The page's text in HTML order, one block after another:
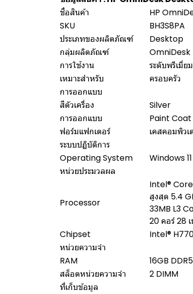
ชื่อสินค้า
HP
SKU
BH3S8PA
ประเภทของผลิตภัณฑ์
Desktop
กลุ่มผลิตภัณฑ์
OmniDesk
การใช้งาน
ระดับพรีเมี่ยม
เหมาะสำหรับ
ครอบครัว
การออกแบบ
สีตัวเครื่อง
Silver
การออกแบบ
Paint Coat
ฟอร์มแฟกเตอร์
เคสคอมพิว
ระบบปฏิบัติการ
Operating System
Windows
หน่วยประมวลผล
Processor
Intel®
สูงสุด 5.4
33MB L3
20 คอร์ 28 เ
Chipset
Intel®
หน่วยความจำ
RAM
16GB
สล็อตหน่วยความจำ
2 DIMM
ที่เก็บข้อมูล